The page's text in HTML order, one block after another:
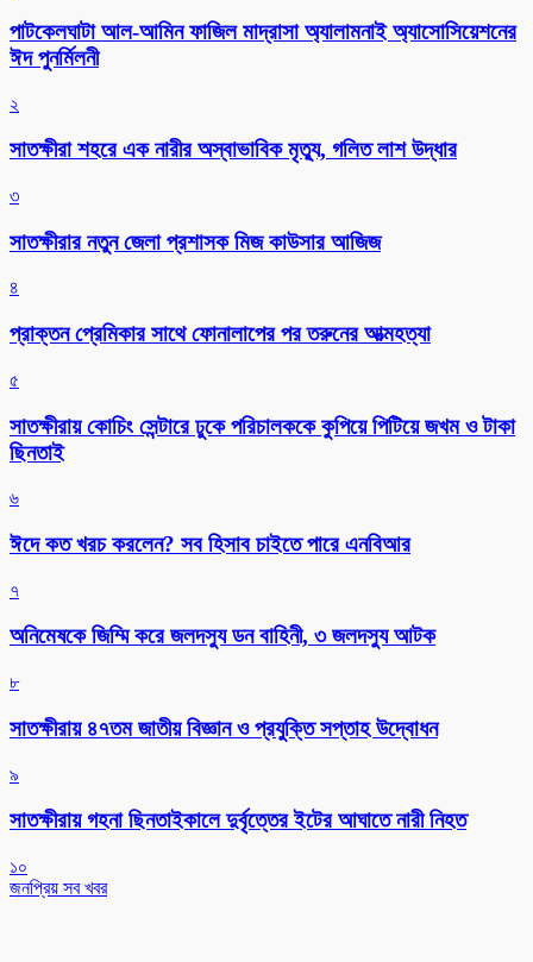
পাটকেলঘাটা আল-আমিন ফাজিল মাদ্রাসা অ্যালামনাই অ্যাসোসিয়েশনের
ঈদ পুনর্মিলনী
২
সাতক্ষীরা শহরে এক নারীর অস্বাভাবিক মৃত্যু, গলিত লাশ উদ্ধার
৩
সাতক্ষীরার নতুন জেলা প্রশাসক মিজ কাউসার আজিজ
৪
প্রাক্তন প্রেমিকার সাথে ফোনালাপের পর তরুনের আত্মহত্যা
৫
সাতক্ষীরায় কোচিং সেন্টারে ঢুকে পরিচালককে কুপিয়ে পিটিয়ে জখম ও টাকা
ছিনতাই
৬
ঈদে কত খরচ করলেন? সব হিসাব চাইতে পারে এনবিআর
৭
অনিমেষকে জিম্মি করে জলদস্যু ডন বাহিনী, ৩ জলদস্যু আটক
৮
সাতক্ষীরায় ৪৭তম জাতীয় বিজ্ঞান ও প্রযুক্তি সপ্তাহ উদ্বোধন
৯
সাতক্ষীরায় গহনা ছিনতাইকালে দুর্বৃত্তের ইটের আঘাতে নারী নিহত
১০
জনপ্রিয় সব খবর